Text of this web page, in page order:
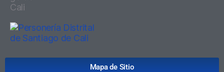
Mapa de Sitio